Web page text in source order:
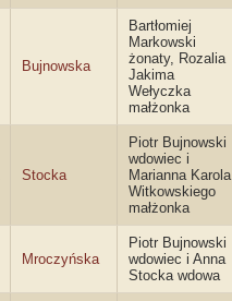
Bujnowska
Bartłomiej
Markowski
żonaty, Rozalia
Jakima
Wełyczka
małżonka
Stocka
Piotr Bujnowski
wdowiec i
Marianna Karola
Witkowskiego
małżonka
Mroczyńska
Piotr Bujnowski
wdowiec i Anna
Stocka wdowa